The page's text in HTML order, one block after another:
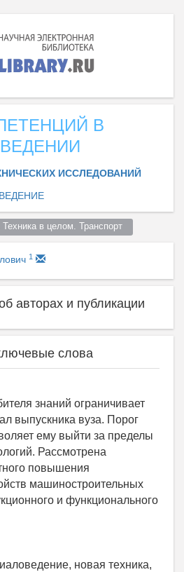
В
ИССЛЕДОВАНИЙ
в целом. Транспорт
1
авторах и публикации
слова
знаний ограничивает
выпускника вуза. Порог
ему выйти за пределы
Рассмотрена
повышения
машиностроительных
и функционального
новая техника,